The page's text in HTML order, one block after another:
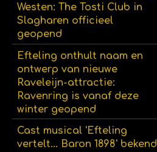
Westen: The Tosti Club in
Slagharen officieel
geopend
Efteling onthult naam en
ontwerp van nieuwe
Raveleijn-attractie:
Ravenring is vanaf deze
winter geopend
Cast musical 'Efteling
vertelt... Baron 1898' bekend